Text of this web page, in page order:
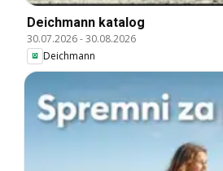
Deichmann katalog
30.07.2026-30.08.2026
Deichmann